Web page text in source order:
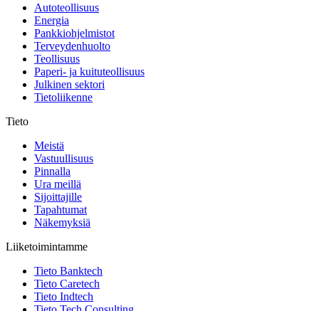
Autoteollisuus
Energia
Pankkiohjelmistot
Terveydenhuolto
Teollisuus
Paperi- ja kuituteollisuus
Julkinen sektori
Tietoliikenne
Tieto
Meistä
Vastuullisuus
Pinnalla
Ura meillä
Sijoittajille
Tapahtumat
Näkemyksiä
Liiketoimintamme
Tieto Banktech
Tieto Caretech
Tieto Indtech